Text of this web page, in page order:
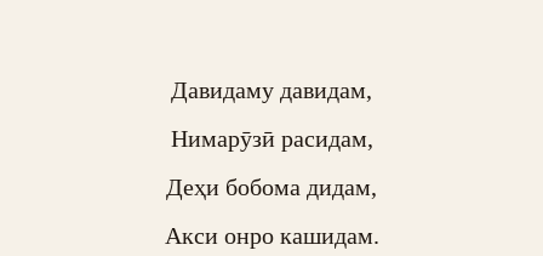
Давидаму давидам,
Нимарӯзӣ расидам,
Деҳи бобома дидам,
Акси онро кашидам.